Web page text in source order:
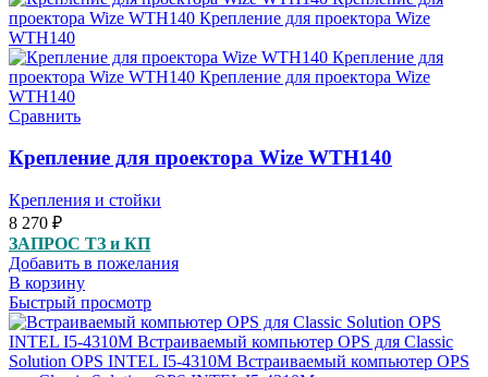
Сравнить
Крепление для проектора Wize WTH140
Крепления и стойки
8 270 ₽
ЗАПРОС ТЗ и КП
Добавить в пожелания
В корзину
Быстрый просмотр